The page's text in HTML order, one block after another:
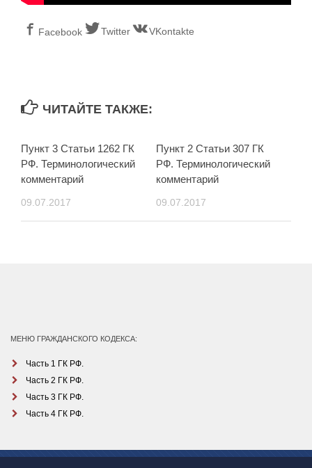
Facebook Twitter VKontakte
ЧИТАЙТЕ ТАКЖЕ:
Пункт 3 Статьи 1262 ГК
РФ. Терминологический
комментарий
09.07.2017
Пункт 2 Статьи 307 ГК
РФ. Терминологический
комментарий
09.07.2017
МЕНЮ ГРАЖДАНСКОГО КОДЕКСА:
Часть 1 ГК РФ.
Часть 2 ГК РФ.
Часть 3 ГК РФ.
Часть 4 ГК РФ.